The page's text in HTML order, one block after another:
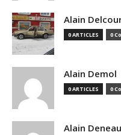
Alain
0 ARTICLES 0
Alain Demol
0 ARTICLES 0
Alain